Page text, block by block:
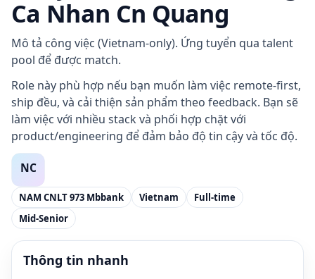
Ca Nhan Cn Quang
Mô tả công việc (Vietnam-only). Ứng tuyển qua talent
pool để được match.
Role này phù hợp nếu bạn muốn làm việc remote-first,
ship đều, và cải thiện sản phẩm theo feedback. Bạn sẽ
làm việc với nhiều stack và phối hợp chặt với
product/engineering để đảm bảo độ tin cậy và tốc độ.
NAM CNLT 973 Mbbank Vietnam
Full-time
Mid-Senior
Thông tin nhanh